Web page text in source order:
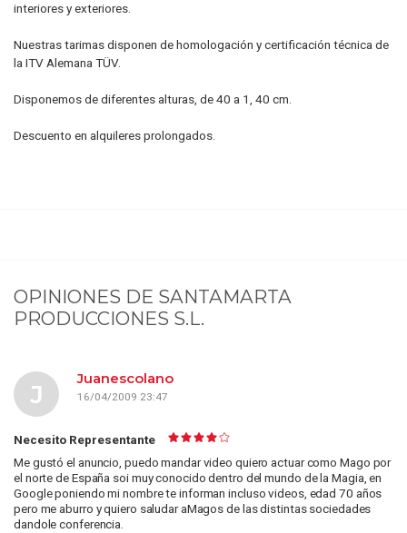
interiores y exteriores.
Nuestras tarimas disponen de homologación y certificación técnica de
la ITV Alemana TÜV.
Disponemos de diferentes alturas, de 40 a 1, 40 cm.
Descuento en alquileres prolongados.
OPINIONES DE SANTAMARTA
PRODUCCIONES S.L.
Juanescolano
16/04/2009 23:47
J
Necesito Representante
Me gustó el anuncio, puedo mandar video quiero actuar como Mago por
el norte de España soi muy conocido dentro del mundo de la Magia, en
Google poniendo mi nombre te informan incluso videos, edad 70 años
pero me aburro y quiero saludar aMagos de las distintas sociedades
dandole conferencia.